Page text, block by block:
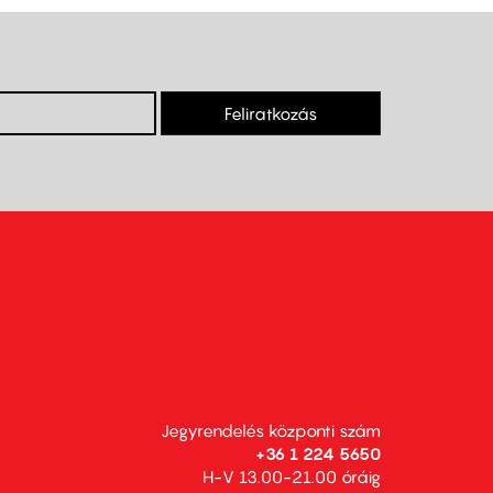
Feliratkozás
Jegyrendelés központi szám
+36 1 224 5650
H-V 13.00-21.00 óráig